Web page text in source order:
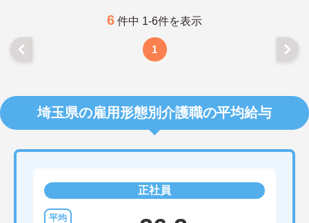
方、新しいことにチャレンジしていきたいという志
向性のある方などのご応募歓迎です。
ご興味ある方には、面接のポイントなど、さらに詳
細をお話致しますのでお気軽にご相談ください。
6 件中 1-6件を表示
1
埼玉県の雇用形態別介護職の平均給与
正社員